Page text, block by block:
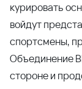
курировать
войдут
спортсмены,
Объединение
стороне и